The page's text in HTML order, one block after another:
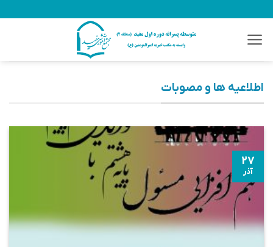
content
اطلاعیه ها و مصوبات
۲۷
آذر